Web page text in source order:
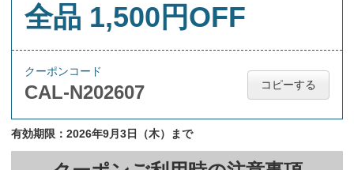
全品 1,500円OFF
クーポンコード
CAL-N202607 コピーする
有効期限：2026年9月3日（木）まで